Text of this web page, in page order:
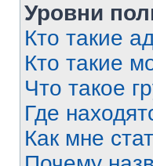
Уровни
Кто такие
Кто такие
Что такое
Где
Как мне